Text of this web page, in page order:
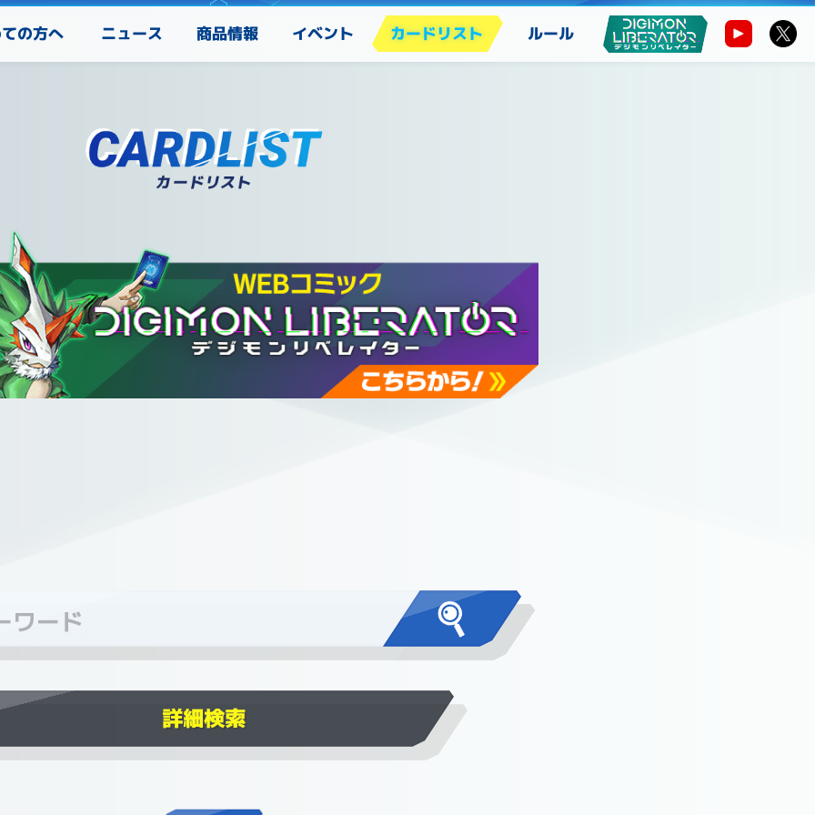
の方へ ニュース 商品情報 イベント カードリスト ルール